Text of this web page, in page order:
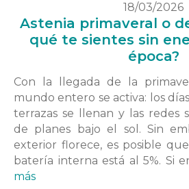
18/03/2026
Astenia primaveral o
qué te sientes sin
época?
Con la llegada de la
mundo entero se activa: los
terrazas se llenan y las redes
de planes bajo el sol. Sin
exterior florece, es posible
batería interna está al 5%. Si
más